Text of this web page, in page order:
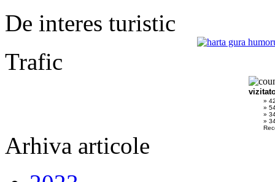
De interes turistic
Trafic
»
»
»
»
Arhiva articole